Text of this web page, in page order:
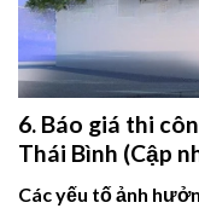
6. Báo giá thi
Thái Bình (Cập
Các yếu tố ảnh